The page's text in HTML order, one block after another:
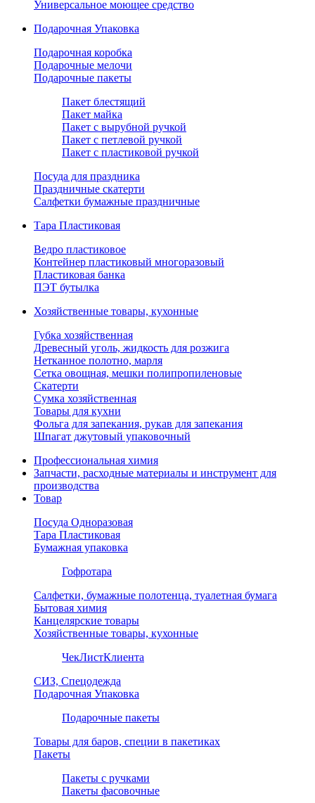
Универсальное моющее средство
Подарочная Упаковка
Подарочная коробка
Подарочные мелочи
Подарочные пакеты
Пакет блестящий
Пакет майка
Пакет с вырубной ручкой
Пакет с петлевой ручкой
Пакет с пластиковой ручкой
Посуда для праздника
Праздничные скатерти
Салфетки бумажные праздничные
Тара Пластиковая
Ведро пластиковое
Контейнер пластиковый многоразовый
Пластиковая банка
ПЭТ бутылка
Хозяйственные товары, кухонные
Губка хозяйственная
Древесный уголь, жидкость для розжига
Нетканное полотно, марля
Сетка овощная, мешки полипропиленовые
Скатерти
Сумка хозяйственная
Товары для кухни
Фольга для запекания, рукав для запекания
Шпагат джутовый упаковочный
Профессиональная химия
Запчасти, расходные материалы и инструмент для
производства
Товар
Посуда Одноразовая
Тара Пластиковая
Бумажная упаковка
Гофротара
Салфетки, бумажные полотенца, туалетная бумага
Бытовая химия
Канцелярские товары
Хозяйственные товары, кухонные
ЧекЛистКлиента
СИЗ, Спецодежда
Подарочная Упаковка
Подарочные пакеты
Товары для баров, специи в пакетиках
Пакеты
Пакеты с ручками
Пакеты фасовочные